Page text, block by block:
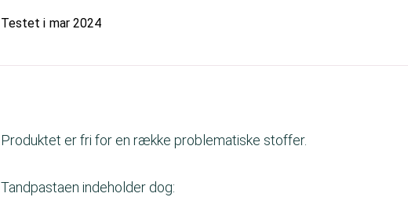
Testet i mar 2024
Produktet er fri for en række problematiske stoffer.
Tandpastaen indeholder dog: